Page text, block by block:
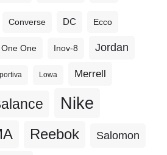
Converse DC Ecco
One Inov-8 Jordan
Lowa Merrell
Nike
Reebok Salomon